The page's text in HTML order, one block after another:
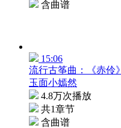
含曲谱
15:06
流行古筝曲：《赤伶》
玉面小嫣然
4.8万次播放
共1章节
含曲谱